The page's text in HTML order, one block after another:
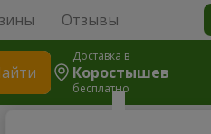
Отзывы
Доставка в
Коростышев
бесплатно